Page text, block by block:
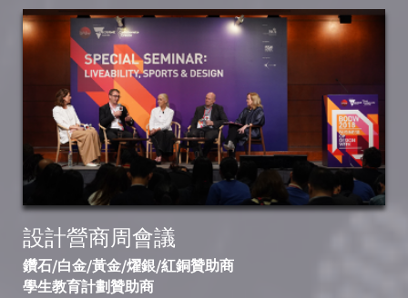
設計營商周會議
鑽石/白金/黃金/燿銀/紅銅贊助商
學生教育計劃贊助商